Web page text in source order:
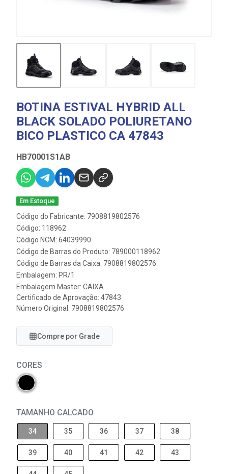
BOTINA ESTIVAL HYBRID ALL
BLACK SOLADO POLIURETANO
BICO PLASTICO CA 47843
HB70001S1AB
Em Estoque
Código do Fabricante: 7908819802576
Código: 118962
Código NCM: 64039990
Código de Barras do Produto: 789000118962
Código de Barras da Caixa: 7908819802576
Embalagem: PR/1
Embalagem Master: CAIXA
Certificado de Aprovação: 47843
Número Original: 7908819802576
Compre por Grade
CORES
TAMANHO CALCADO
34 35 36 37 38
39 40 41 42 43